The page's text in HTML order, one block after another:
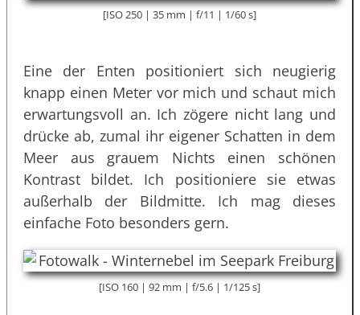
[ISO 250 | 35 mm | f/11 | 1/60 s]
Eine der Enten positioniert sich neugierig
knapp einen Meter vor mich und schaut mich
erwartungsvoll an. Ich zögere nicht lang und
drücke ab, zumal ihr eigener Schatten in dem
Meer aus grauem Nichts einen schönen
Kontrast bildet. Ich positioniere sie etwas
außerhalb der Bildmitte. Ich mag dieses
einfache Foto besonders gern.
[ISO 160 | 92 mm | f/5.6 | 1/125 s]